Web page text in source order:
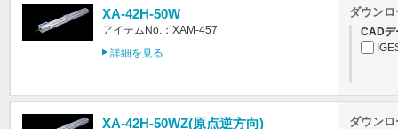
XA-42H-50W
アイテムNo.：XAM-457
詳細を見る
ダウンロ
CADデ
XA-42H-50WZ(原点逆方向) ダウンロ